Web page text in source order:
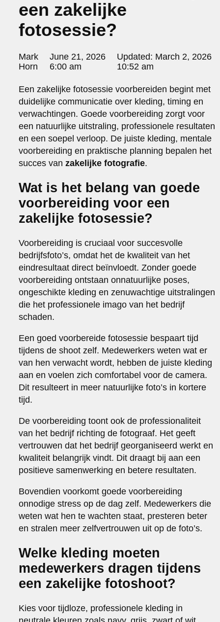
portraits 2
portraits 3
fd gazellen 2014
het zuiderlicht
thomas van luyn
parool christmas special
editorial
travel
commercial
fashion
contact
info@markhorn.nl
about
een zakelijke
fotosessie?
Posted
by:
Mark
Horn
June 21, 2026
6:00 am
Updated: March 2, 2026
10:52 am
Een zakelijke fotosessie voorbereiden begint met
duidelijke communicatie over kleding, timing en
verwachtingen. Goede voorbereiding zorgt voor
een natuurlijke uitstraling, professionele resultaten
en een soepel verloop. De juiste kleding, mentale
voorbereiding en praktische planning bepalen het
succes vanzakelijke fotografie.
Wat is het belang van goede
voorbereiding voor een
zakelijke fotosessie?
Voorbereiding is cruciaal voor succesvolle
bedrijfsfoto’s, omdat het de kwaliteit van het
eindresultaat direct beïnvloedt. Zonder goede
voorbereiding ontstaan onnatuurlijke poses,
ongeschikte kleding en zenuwachtige uitstralingen
die het professionele imago van het bedrijf
schaden.
Een goed voorbereide fotosessie bespaart tijd
tijdens de shoot zelf. Medewerkers weten wat er
van hen verwacht wordt, hebben de juiste kleding
aan en voelen zich comfortabel voor de camera.
Dit resulteert in meer natuurlijke foto’s in kortere
tijd.
De voorbereiding toont ook de professionaliteit
van het bedrijf richting de fotograaf. Het geeft
vertrouwen dat het bedrijf georganiseerd werkt en
kwaliteit belangrijk vindt. Dit draagt bij aan een
positieve samenwerking en betere resultaten.
Bovendien voorkomt goede voorbereiding
onnodige stress op de dag zelf. Medewerkers die
weten wat hen te wachten staat, presteren beter
en stralen meer zelfvertrouwen uit op de foto’s.
Welke kleding moeten
medewerkers dragen tijdens
een zakelijke fotoshoot?
Kies voor tijdloze, professionele kleding in